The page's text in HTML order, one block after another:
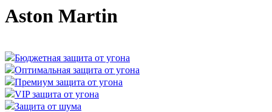
Aston Martin
Бюджетная защита от угона
Оптимальная защита от угона
Премиум защита от угона
VIP защита от угона
Защита от шума